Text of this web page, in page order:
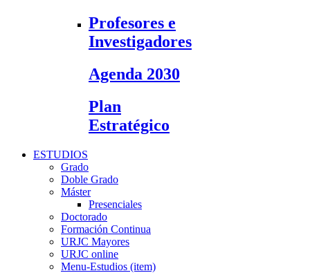
Profesores e
Investigadores
Agenda 2030
Plan
Estratégico
ESTUDIOS
Grado
Doble Grado
Máster
Presenciales
Doctorado
Formación Continua
URJC Mayores
URJC online
Menu-Estudios (item)